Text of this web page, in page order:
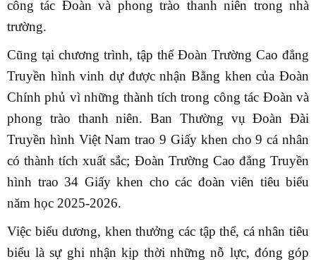
công tác Đoàn và phong trào thanh niên trong nhà
trường.
Cũng tại chương trình, tập thể Đoàn Trường Cao đẳng
Truyền hình vinh dự được nhận Bằng khen của Đoàn
Chính phủ vì những thành tích trong công tác Đoàn và
phong trào thanh niên. Ban Thường vụ Đoàn Đài
Truyền hình Việt Nam trao 9 Giấy khen cho 9 cá nhân
có thành tích xuất sắc; Đoàn Trường Cao đẳng Truyền
hình trao 34 Giấy khen cho các đoàn viên tiêu biểu
năm học 2025-2026.
Việc biểu dương, khen thưởng các tập thể, cá nhân tiêu
biểu là sự ghi nhận kịp thời những nỗ lực, đóng góp